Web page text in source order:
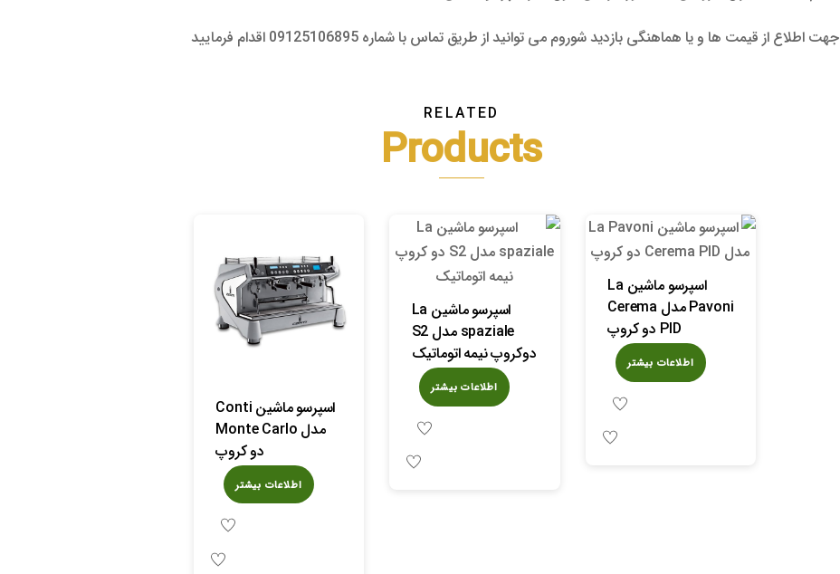
جهت اطلاع از قیمت ها و یا هماهنگی بازدید شوروم می توانید از طریق تماس با شماره 09125106895 اقدام فرمایید
RELATED
Products
اسپرسو ماشین La
Pavoni مدل Cerema
PID دو کروپ
اطلاعات بیشتر
اسپرسو ماشین La
spaziale مدل S2
دوکروپ نیمه اتوماتیک
اطلاعات بیشتر
اسپرسو ماشین Conti
مدل Monte Carlo
دو کروپ
اطلاعات بیشتر